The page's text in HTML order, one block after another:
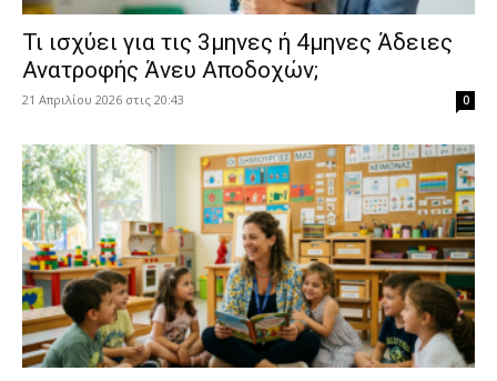
​Τι ισχύει για τις 3μηνες ή 4μηνες Άδειες
Ανατροφής Άνευ Αποδοχών;
21 Απριλίου 2026 στις 20:43 0